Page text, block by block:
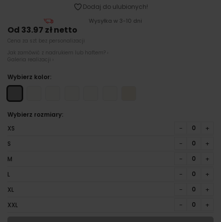
Dodaj do ulubionych!
Wysyłka w 3-10 dni
Od 33.97 zł netto
Cena za szt bez personalizacji
Jak zamówić z nadrukiem lub haftem? ›
Galeria realizacji ›
Wybierz kolor:
Wybierz rozmiary:
XS
− +
S − +
M − +
L − +
XL − +
XXL − +